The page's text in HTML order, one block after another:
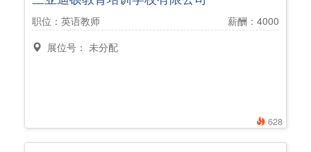
628
职位：英语教师
薪酬：4000
展位号： 未分配